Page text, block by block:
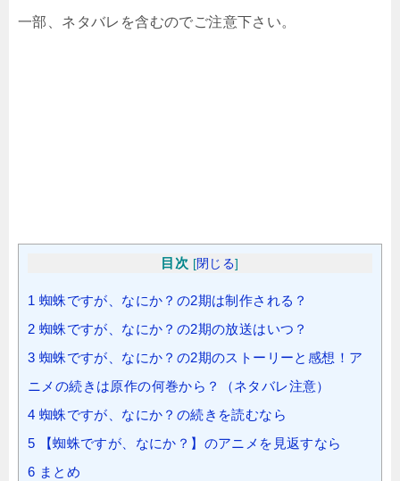
一部、ネタバレを含むのでご注意下さい。
目次 [閉じる]
1 蜘蛛ですが、なにか？の2期は制作される？
2 蜘蛛ですが、なにか？の2期の放送はいつ？
3 蜘蛛ですが、なにか？の2期のストーリーと感想！ア
ニメの続きは原作の何巻から？（ネタバレ注意）
4 蜘蛛ですが、なにか？の続きを読むなら
5 【蜘蛛ですが、なにか？】のアニメを見返すなら
6 まとめ